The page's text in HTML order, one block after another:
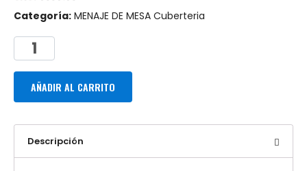
Categoría: MENAJE DE MESA Cuberteria
AÑADIR AL CARRITO
Descripción